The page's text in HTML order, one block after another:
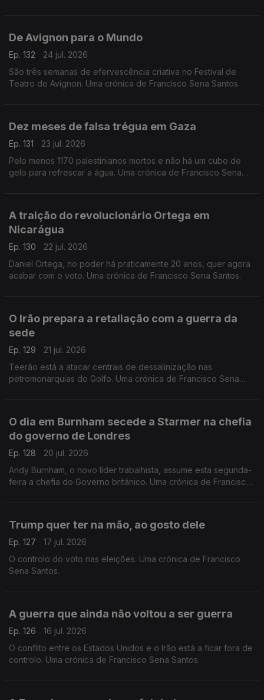
De Avignon para o Mundo
Ep. 132
24 jul. 2026
São três semanas de efervescência criativa no Festival de
Teatro de Avignon. Uma crónica de Francisco Sena Santos.
Dez meses de falsa trégua em Gaza
Ep. 131
23 jul. 2026
Pelo menos 1170 palestinianos mortos e não há um cubo de
gelo para refrescar a água. Uma crónica de Francisco Sena
A traição do revolucionário Ortega em
Nicarágua
Ep. 130
22 jul. 2026
Daniel Ortega, no poder há praticamente 20 anos, quer agora
acabar com o voto. Uma crónica de Francisco Sena Santos.
O Irão prepara a retaliação com a guerra da
sede
Ep. 129
21 jul. 2026
Teerão está a atacar centrais de dessalinização nas
petromonarquias do Golfo. Uma crónica de Francisco Sena
O dia em Burnham secede a Starmer na chefia
do governo de Londres
Ep. 128
20 jul. 2026
Andy Burnham, o novo líder trabalhista, assume esta segunda-
feira a chefia do Governo britânico. Uma crónica de Francisco
Trump quer ter na mão, ao gosto dele
Ep. 127
17 jul. 2026
O controlo do voto nas eleições. Uma crónica de Francisco
Sena Santos.
A guerra que ainda não voltou a ser guerra
Ep. 126
16 jul. 2026
O conflito entre os Estados Unidos e o Irão está a ficar fora de
controlo. Uma crónica de Francisco Sena Santos.